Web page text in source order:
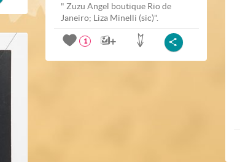
" Zuzu Angel boutique Rio de
Janeiro; Liza Minelli (sic)".
1